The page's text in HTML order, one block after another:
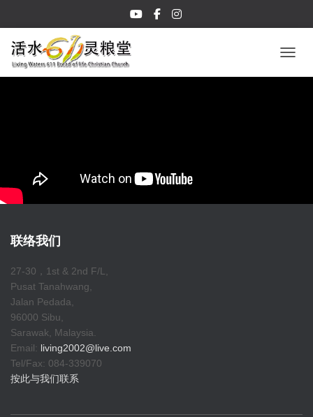
联络我们
27-30，1st & 2nd F/L,
Pusat Tanahwang,
Jalan Pedada,
96000 Sibu,
Sarawak, Malaysia.
Email: living2002@live.com
Tel/Fax: 084-339070
按此与我们联系